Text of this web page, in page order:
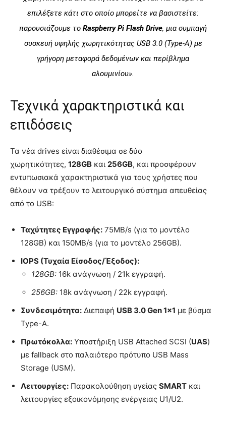
επιλέξετε κάτι στο οποίο μπορείτε να βασιστείτε:
παρουσιάζουμε το Raspberry Pi Flash Drive, μια συμπαγή
συσκευή υψηλής χωρητικότητας USB 3.0 (Type‑A) με
γρήγορη μεταφορά δεδομένων και περίβλημα
αλουμινίου».
Τεχνικά χαρακτηριστικά και
επιδόσεις
Τα νέα drives είναι διαθέσιμα σε δύο
χωρητικότητες, 128GB και 256GB, και προσφέρουν
εντυπωσιακά χαρακτηριστικά για τους χρήστες που
θέλουν να τρέξουν το λειτουργικό σύστημα απευθείας
από το USB:
Ταχύτητες Εγγραφής: 75MB/s (για το μοντέλο
128GB) και 150MB/s (για το μοντέλο 256GB).
IOPS (Τυχαία Είσοδος/Έξοδος):
128GB: 16k ανάγνωση / 21k εγγραφή.
256GB: 18k ανάγνωση / 22k εγγραφή.
Συνδεσιμότητα: Διεπαφή USB 3.0 Gen 1×1 με βύσμα
Type-A.
Πρωτόκολλα: Υποστήριξη USB Attached SCSI (UAS)
με fallback στο παλαιότερο πρότυπο USB Mass
Storage (USM).
Λειτουργίες: Παρακολούθηση υγείας SMART και
λειτουργίες εξοικονόμησης ενέργειας U1/U2.